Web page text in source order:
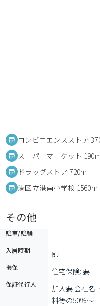
コンビニエンスストア
スーパーマーケット
ドラッグストア 720m
港区立港南小学校 1560m
その他
駐車/駐輪 -
入居時期 即
損保 住宅保険: 要
保証代行人
加入要 会社名:
料等の50％～